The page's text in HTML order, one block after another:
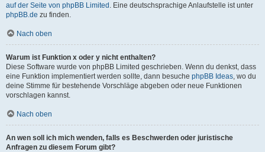
auf der Seite von phpBB Limited . Eine deutschsprachige Anlaufstelle ist unter
phpBB.de zu finden.
Nach oben
Warum ist Funktion x oder y nicht enthalten?
Diese Software wurde von phpBB Limited geschrieben. Wenn du denkst, dass
eine Funktion implementiert werden sollte, dann besuche phpBB Ideas, wo du
deine Stimme für bestehende Vorschläge abgeben oder neue Funktionen
vorschlagen kannst.
Nach oben
An wen soll ich mich wenden, falls es Beschwerden oder juristische
Anfragen zu diesem Forum gibt?